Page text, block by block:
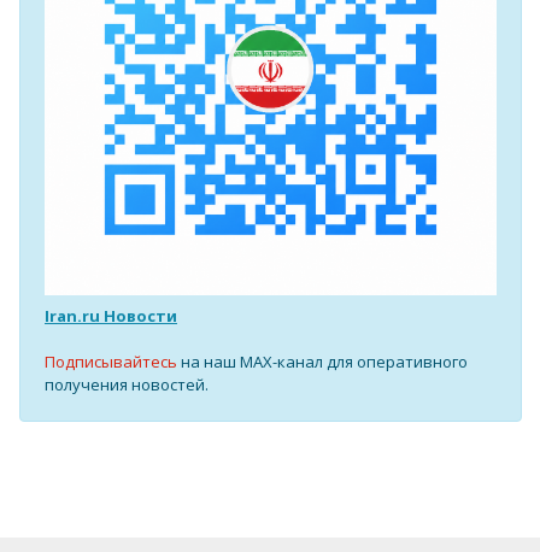
Iran.ru Новости
Подписывайтесь на наш MAX-канал для оперативного
получения новостей.